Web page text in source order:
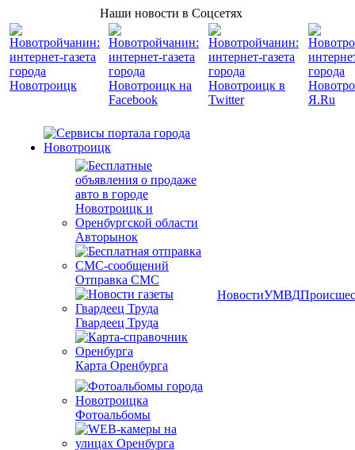
Наши новости в Соцсетях
Авторынок
Отправка СМС
Гвардеец Труда
Карта Оренбурга
Фотоальбомы
НовостиУМВД